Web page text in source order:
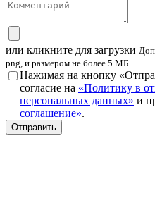
или кликните для загрузки
png, и размером не более 5 МБ.
Нажимая на кнопку
согласие на «Политику в
персональных данных» и
соглашение».